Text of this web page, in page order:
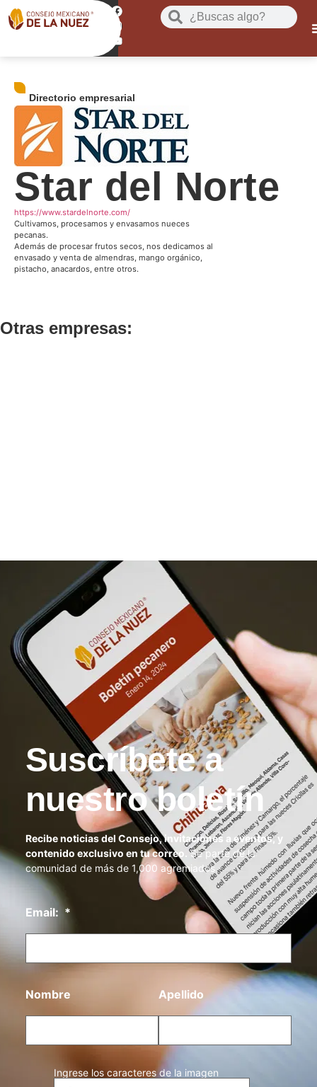
Directorio empresarial
Star del Norte
https://www.stardelnorte.com/
Cultivamos, procesamos y envasamos nueces
pecanas.
Además de procesar frutos secos, nos dedicamos al
envasado y venta de almendras, mango orgánico,
pistacho, anacardos, entre otros.
Otras empresas:
Suscríbete a
nuestro boletín
Recibe noticias del Consejo, invitaciones a eventos, y
contenido exclusivo en tu correo.Se parte de la
comunidad de más de 1,000 agremiados.
Email: *
Nombre Apellido
Ingrese los caracteres de la imagen